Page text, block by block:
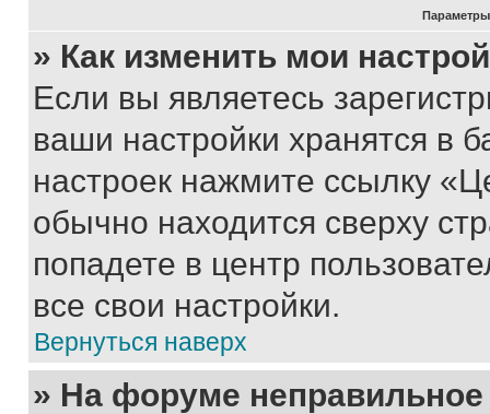
Параметры
» Как изменить мои
Если вы являетесь
ваши настройки хранятся в
настроек нажмите ссылку
обычно находится сверху
попадете в центр
все свои настройки.
Вернуться наверх
» На форуме